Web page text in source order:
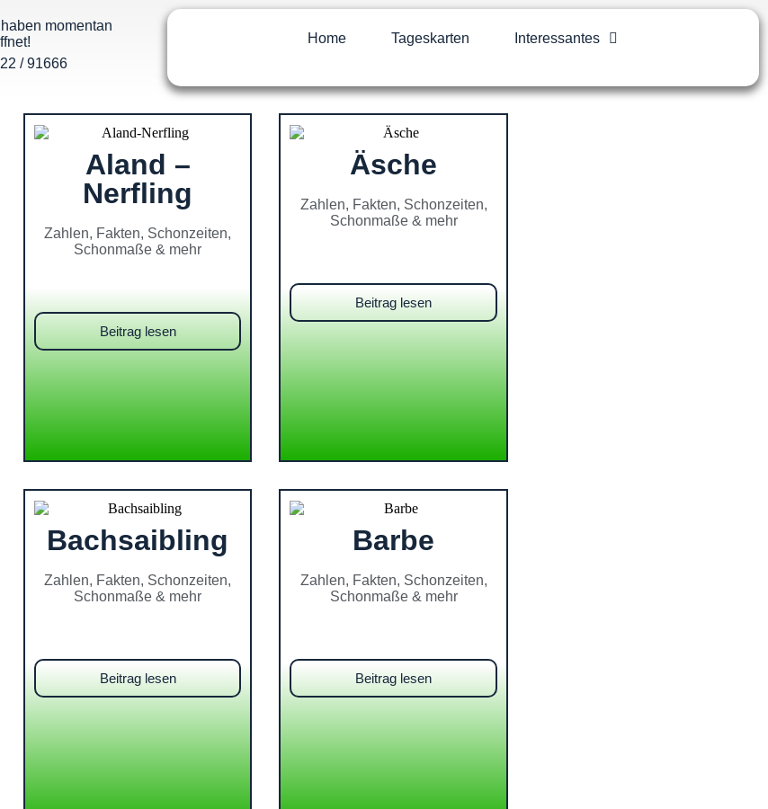
momentan
/ 91666
Home Tageskarten Interessantes
Aland –
Nerfling
Zahlen, Fakten, Schonzeiten,
Schonmaße & mehr
Beitrag lesen
Äsche
Zahlen, Fakten, Schonzeiten,
Schonmaße & mehr
Beitrag lesen
Bachsaibling
Zahlen, Fakten, Schonzeiten,
Schonmaße & mehr
Beitrag lesen
Barbe
Zahlen, Fakten, Schonzeiten,
Schonmaße & mehr
Beitrag lesen